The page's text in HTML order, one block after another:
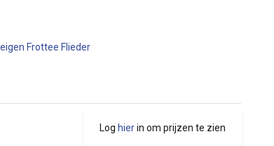
Frottee Flieder
Log hierin om prijzen te zien